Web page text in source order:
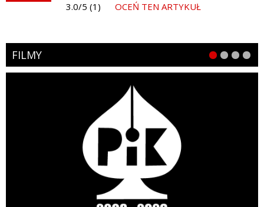
3.0/5 (1) OCEŃ TEN ARTYKUŁ
FILMY